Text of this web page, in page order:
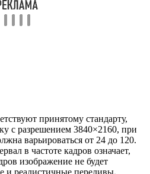
и некрасивые тени и
картинки должно как
фактору – возможность
4К, исключено.
скорости
фильмов